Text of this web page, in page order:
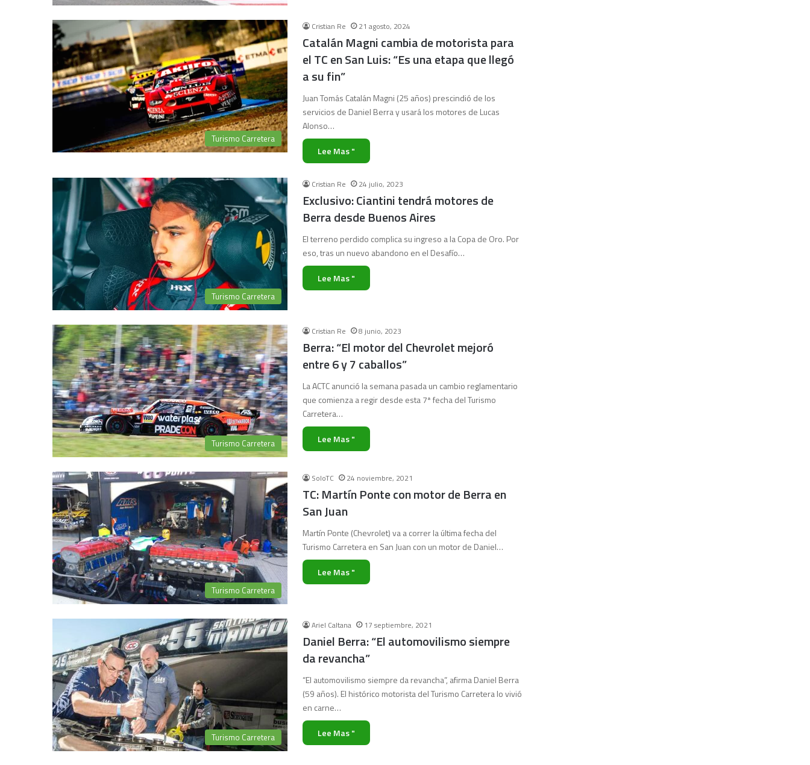
Turismo Carretera
Cristian Re 21 agosto, 2024
Catalán Magni cambia de motorista para
el TC en San Luis: “Es una etapa que llegó
a su fin”
Juan Tomás Catalán Magni (25 años) prescindió de los
servicios de Daniel Berra y usará los motores de Lucas
Alonso…
Lee Mas "
Turismo Carretera
Cristian Re 24 julio, 2023
Exclusivo: Ciantini tendrá motores de
Berra desde Buenos Aires
El terreno perdido complica su ingreso a la Copa de Oro. Por
eso, tras un nuevo abandono en el Desafío…
Lee Mas "
Turismo Carretera
Cristian Re 8 junio, 2023
Berra: “El motor del Chevrolet mejoró
entre 6 y 7 caballos”
La ACTC anunció la semana pasada un cambio reglamentario
que comienza a regir desde esta 7ª fecha del Turismo
Carretera…
Lee Mas "
Turismo Carretera
SoloTC 24 noviembre, 2021
TC: Martín Ponte con motor de Berra en
San Juan
Martín Ponte (Chevrolet) va a correr la última fecha del
Turismo Carretera en San Juan con un motor de Daniel…
Lee Mas "
Turismo Carretera
Ariel Caltana 17 septiembre, 2021
Daniel Berra: “El automovilismo siempre
da revancha”
“El automovilismo siempre da revancha”, afirma Daniel Berra
(59 años). El histórico motorista del Turismo Carretera lo vivió
en carne…
Lee Mas "